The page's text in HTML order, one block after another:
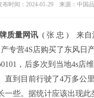
布时间：2024-01-29 来源： 中国
质量网讯 ( 张 忠 ) 来自
专营4S店购买了东风
，后多次到当地4s店
直到目前行驶了4万多公
一些。据统计应该出现